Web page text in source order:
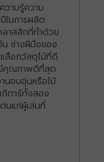
วามรู้ความ
ในการผลิต
าสสิกที่ทำด้วย
น ช่างฝีมือของ
เลือกวัสดุไม้ที่ดี
มีคุณภาพดีที่สุด
นอบอุ่นหรือไม้
กีตาร์ทั้งสอง
นแก่ผู้เล่นที่